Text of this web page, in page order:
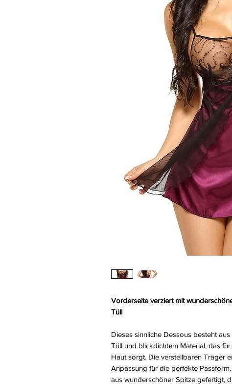
Vorderseite verziert mit
Tüll
Dieses sinnliche Dessous besteht
Tüll und blickdichtem Material, das
Haut sorgt. Die verstellbaren Träger
Anpassung für die perfekte
aus wunderschöner Spitze gefertigt,